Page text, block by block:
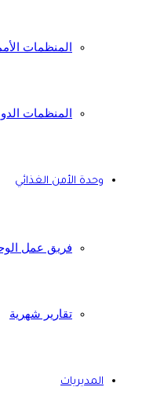
المنظمات
المنظمات
وحدة الأمن الغذائي
فريق عمل
تقارير شهرية
المديريات